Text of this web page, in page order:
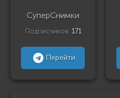
СуперСнимки
Подписчиков: 171
Перейти